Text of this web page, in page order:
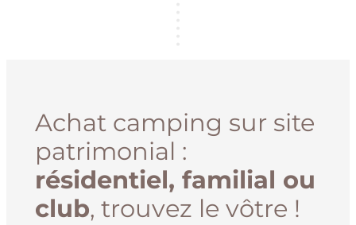
Achat camping sur site
patrimonial :
résidentiel, familial ou
club, trouvez le vôtre !